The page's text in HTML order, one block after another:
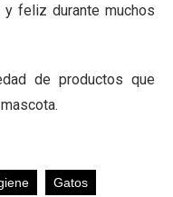
feliz durante muchos
de productos que
Gatos